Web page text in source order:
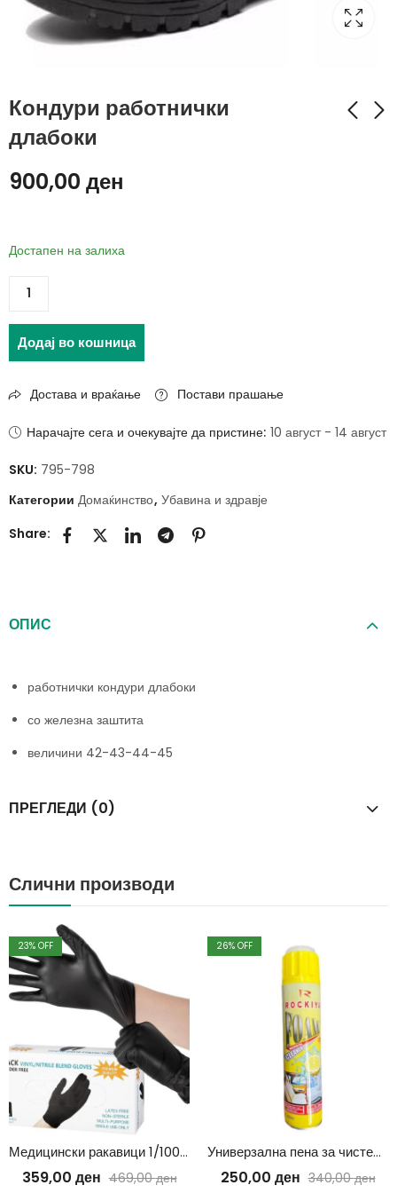
Кондури работнички
длабоки
900,00 ден
Достапен на залиха
Додај во кошница
Достава и враќање Постави прашање
Нарачајте сега и очекувајте да пристине: 10 август - 14 август
SKU: 795-798
Категории Домаќинство, Убавина и здравје
Share:
ОПИС
работнички кондури длабоки
со железна заштита
величини 42-43-44-45
ПРЕГЛЕДИ (0)
Слични производи
23% OFF
Медицински ракавици 1/100 црни
359,00 ден 469,00ден
26% OFF
Универзална пена за чистење 650ml
250,00 ден 340,00ден